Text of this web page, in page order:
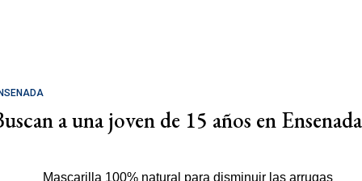
a una joven de 15 años en Ensenada